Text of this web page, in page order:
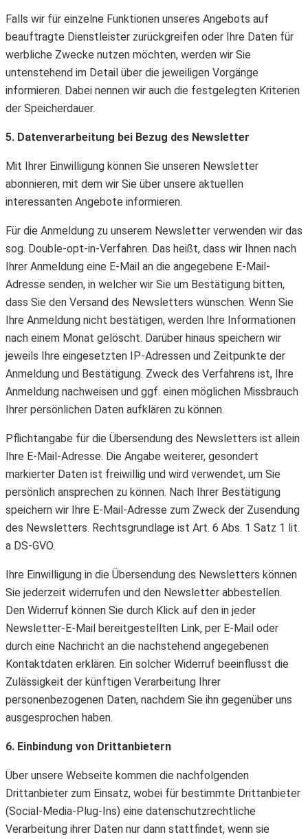
Falls wir für einzelne Funktionen unseres Angebots auf
beauftragte Dienstleister zurückgreifen oder Ihre Daten für
werbliche Zwecke nutzen möchten, werden wir Sie
untenstehend im Detail über die jeweiligen Vorgänge
informieren. Dabei nennen wir auch die festgelegten Kriterien
der Speicherdauer.
5. Datenverarbeitung bei Bezug des Newsletter
Mit Ihrer Einwilligung können Sie unseren Newsletter
abonnieren, mit dem wir Sie über unsere aktuellen
interessanten Angebote informieren.
Für die Anmeldung zu unserem Newsletter verwenden wir das
sog. Double-opt-in-Verfahren. Das heißt, dass wir Ihnen nach
Ihrer Anmeldung eine E-Mail an die angegebene E-Mail-
Adresse senden, in welcher wir Sie um Bestätigung bitten,
dass Sie den Versand des Newsletters wünschen. Wenn Sie
Ihre Anmeldung nicht bestätigen, werden Ihre Informationen
nach einem Monat gelöscht. Darüber hinaus speichern wir
jeweils Ihre eingesetzten IP-Adressen und Zeitpunkte der
Anmeldung und Bestätigung. Zweck des Verfahrens ist, Ihre
Anmeldung nachweisen und ggf. einen möglichen Missbrauch
Ihrer persönlichen Daten aufklären zu können.
Pflichtangabe für die Übersendung des Newsletters ist allein
Ihre E-Mail-Adresse. Die Angabe weiterer, gesondert
markierter Daten ist freiwillig und wird verwendet, um Sie
persönlich ansprechen zu können. Nach Ihrer Bestätigung
speichern wir Ihre E-Mail-Adresse zum Zweck der Zusendung
des Newsletters. Rechtsgrundlage ist Art. 6 Abs. 1 Satz 1 lit.
a DS-GVO.
Ihre Einwilligung in die Übersendung des Newsletters können
Sie jederzeit widerrufen und den Newsletter abbestellen.
Den Widerruf können Sie durch Klick auf den in jeder
Newsletter-E-Mail bereitgestellten Link, per E-Mail oder
durch eine Nachricht an die nachstehend angegebenen
Kontaktdaten erklären. Ein solcher Widerruf beeinflusst die
Zulässigkeit der künftigen Verarbeitung Ihrer
personenbezogenen Daten, nachdem Sie ihn gegenüber uns
ausgesprochen haben.
6. Einbindung von Drittanbietern
Über unsere Webseite kommen die nachfolgenden
Drittanbieter zum Einsatz, wobei für bestimmte Drittanbieter
(Social-Media-Plug-Ins) eine datenschutzrechtliche
Verarbeitung ihrer Daten nur dann stattfindet, wenn sie